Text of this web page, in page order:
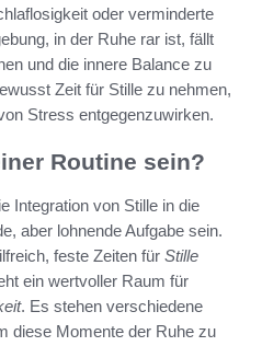
oder verminderte
in der Ruhe rar ist, fällt
und die innere Balance zu
Zeit für Stille zu nehmen,
Stress entgegenzuwirken.
Routine sein?
Integration von Stille in die
aber lohnende Aufgabe sein.
feste Zeiten für Stille
ein wertvoller Raum für
. Es stehen verschiedene
diese Momente der Ruhe zu